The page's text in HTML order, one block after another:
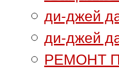
ди-джей
ди-джей
РЕМОНТ